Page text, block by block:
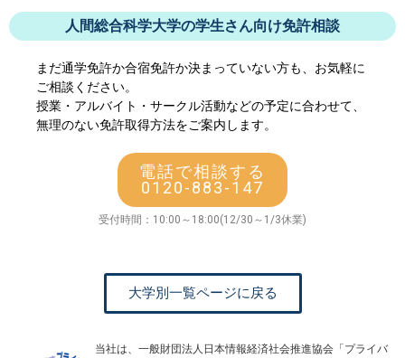
人間総合科学大学の学生さん向け免許相談
まだ通学免許か合宿免許か決まっていない方も、お気軽に
ご相談ください。
授業・アルバイト・サークル活動などの予定に合わせて、
無理のない免許取得方法をご案内します。
電話で相談する
0120-883-147
受付時間：10:00～18:00(12/30～1/3休業)
大学別一覧ページに戻る
当社は、一般財団法人日本情報経済社会推進協会「プライバ